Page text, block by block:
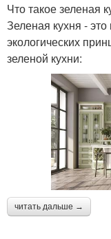
Что такое зеленая
Зеленая кухня - это
экологических
зеленой кухни:
читать дальше →